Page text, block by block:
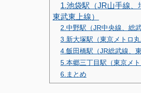
1.池袋駅（JR山手線、
東武東上線）
2.中野駅（JR中央線、総
3.新大塚駅（東京メトロ丸
4.飯田橋駅（JR総武線、
5.本郷三丁目駅（東京メト
6.まとめ